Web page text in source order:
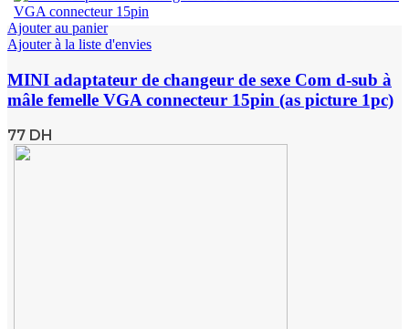
Ajouter au panier
Ajouter à la liste d'envies
MINI adaptateur de changeur de sexe Com d-sub à
mâle femelle VGA connecteur 15pin (as picture 1pc)
77 DH